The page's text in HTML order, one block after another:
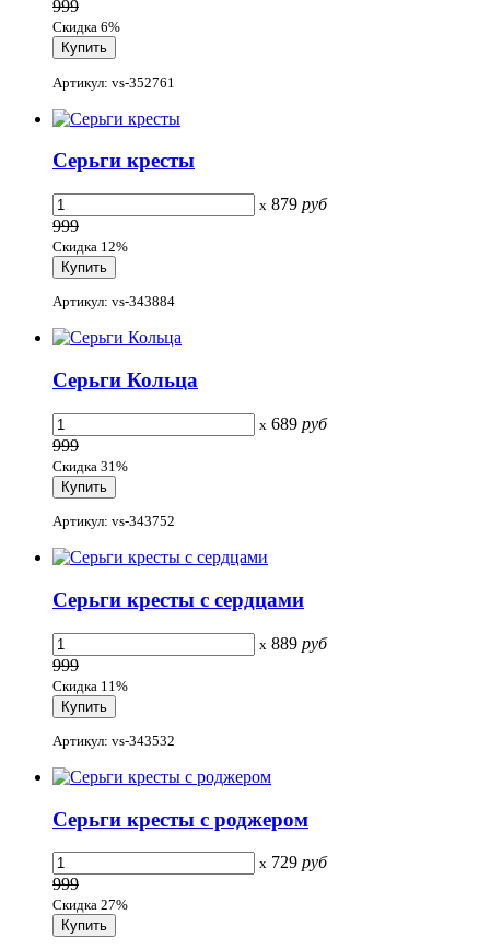
999
Скидка 6%
Артикул: vs-352761
Серьги кресты
x 879 руб
999
Скидка 12%
Артикул: vs-343884
Серьги Кольца
x 689 руб
999
Скидка 31%
Артикул: vs-343752
Серьги кресты с сердцами
x 889 руб
999
Скидка 11%
Артикул: vs-343532
Серьги кресты с роджером
x 729 руб
999
Скидка 27%